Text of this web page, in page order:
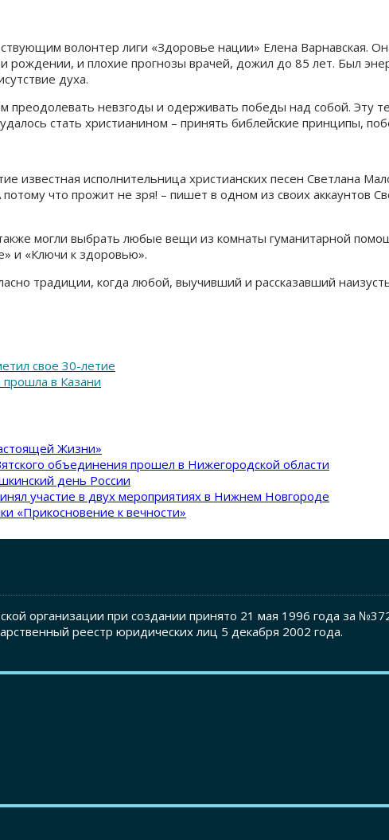
волонтер лиги «Здоровье нации» Елена Варнавская.
рождении, и плохие прогнозы врачей, дожил до 85 лет. Был
духа.
преодолевать невзгоды и одерживать победы над собой. Эту
стать христианином – принять библейские принципы,
известная исполнительница христианских песен Светлана
что прожит не зря! – пишет в одном из своих аккаунтов
могли выбрать любые вещи из комнаты гуманитарной
и «Ключи к здоровью».
традиции, когда любой, выучивший и рассказавший
свое 30-летие
в Казани
Жизни»
объединения прошел в Нижегородской области
день России
участие в двух мероприятиях в Нижнем Новгороде
«Прикосновение к вечности»
организации при создании принято 21 мая 1996 года за
реестр юридических лиц 5 декабря 2002 года.